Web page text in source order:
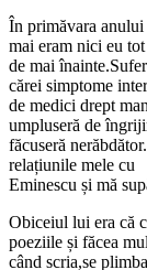
În primăvara anului
mai eram nici eu
de mai
cărei simptome
de medici drept
umpluseră de
făcuseră
relațiunile mele cu
Eminescu și mă
Obiceiul lui era că
poeziile și făcea
când scria,se